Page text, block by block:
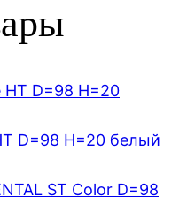
D=98 H=20 белый